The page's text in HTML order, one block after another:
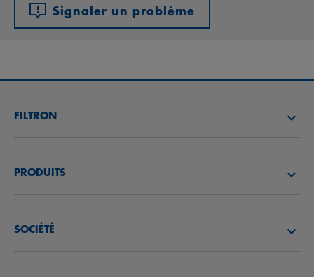
Signaler un problème
FILTRON
TROUVEZ UN DISTRIBUTEUR
PRODUITS
SOCIÉTÉ